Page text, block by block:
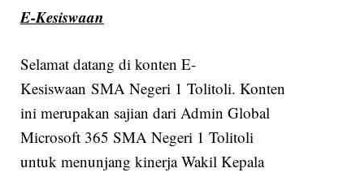
E-Kesiswaan
Selamat datang di konten E-
Kesiswaan SMA Negeri 1 Tolitoli. Konten
ini merupakan sajian dari Admin Global
Microsoft 365 SMA Negeri 1 Tolitoli
untuk menunjang kinerja Wakil Kepala